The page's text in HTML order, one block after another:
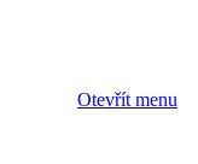
Otevřít menu